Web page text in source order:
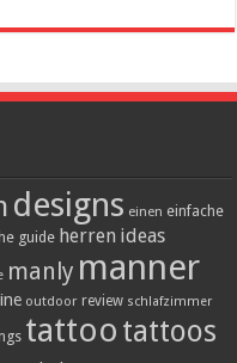
designs einen einfache
guide herren ideas
manly manner
outdoor review schlafzimmer
tattoo tattoos